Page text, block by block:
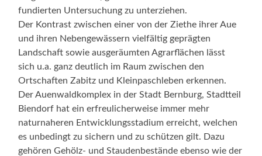
fundierten Untersuchung zu unterziehen.
Der Kontrast zwischen einer von der Ziethe ihrer Aue
und ihren Nebengewässern vielfältig geprägten
Landschaft sowie ausgeräumten Agrarflächen lässt
sich u.a. ganz deutlich im Raum zwischen den
Ortschaften Zabitz und Kleinpaschleben erkennen.
Der Auenwaldkomplex in der Stadt Bernburg, Stadtteil
Biendorf hat ein erfreulicherweise immer mehr
naturnaheren Entwicklungsstadium erreicht, welchen
es unbedingt zu sichern und zu schützen gilt. Dazu
gehören Gehölz- und Staudenbestände ebenso wie der